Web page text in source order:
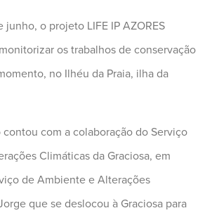
junho, o projeto LIFE IP AZORES
os trabalhos de conservação
no Ilhéu da Praia, ilha da
contou com a colaboração do Serviço
Climáticas da Graciosa, em
de Ambiente e Alterações
que se deslocou à Graciosa para